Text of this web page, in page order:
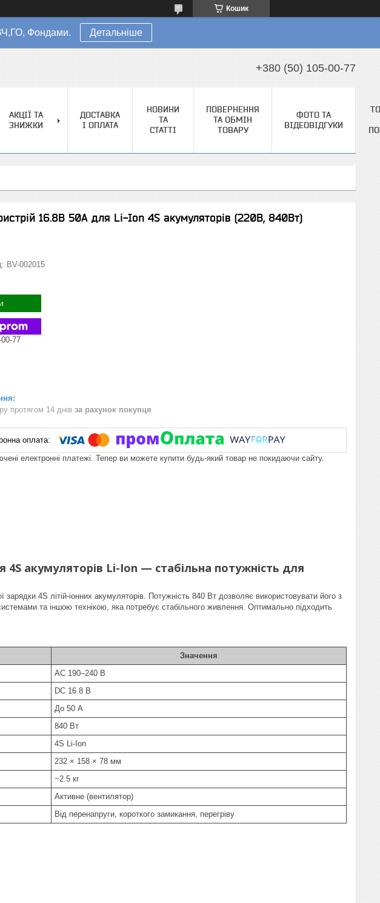
Кошик
Фондами. Детальніше
+380 (50) 105-00-77
АКЦІЇ ТА
ЗНИЖКИ
ДОСТАВКА
І ОПЛАТА
НОВИНИ
ТА
СТАТТІ
ПОВЕРНЕННЯ
ТА ОБМІН
ТОВАРУ
ФОТО ТА
ВІДЕОВІДГУКИ
16.8В 50А для Li-Ion 4S акумуляторів (220В, 840Вт)
BV-002015
77
протягом 14 днів за рахунок покупця
електронні платежі. Тепер ви можете купити будь-який товар не покидаючи сайту.
акумуляторів Li-Ion — стабільна потужність для
4S літій-іонних акумуляторів. Потужність 840 Вт дозволяє використовувати його з
та іншою технікою, яка потребує стабільного живлення. Оптимально підходить
Значення
AC 190–240 В
DC 16.8 В
До 50 А
840 Вт
4S Li-Ion
232 × 158 × 78 мм
~2.5 кг
Активне (вентилятор)
Від перенапруги, короткого замикання, перегріву